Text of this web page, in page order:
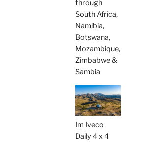
through
South Africa,
Namibia,
Botswana,
Mozambique,
Zimbabwe &
Sambia
Im Iveco
Daily 4 x 4